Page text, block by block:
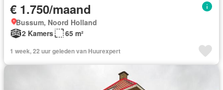
€ 1.750/maand
Bussum, Noord Holland
2 Kamers
65 m²
1 week, 22 uur geleden van Huurexpert